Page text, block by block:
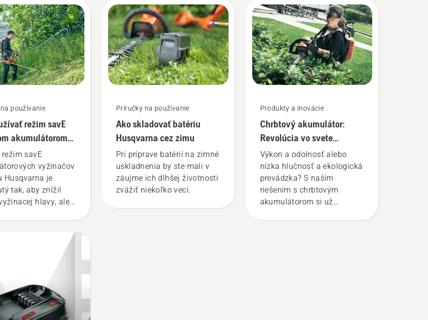
používanie
režim savE
akumulátorom
trávysavE
vyžínačov
Husqvarna je
tak, aby znížil
hlavy, ale
počas
trávy. Jednoducho
jedno tlačidlo na
alebo vypnete
Príručky na používanie
Ako skladovať batériu
Husqvarna cez zimu
Pri príprave batérií na zimné
uskladnenia by ste mali v
záujme ich dlhšej životnosti
zvážiť niekoľko vecí.
Produkty a inovácie
Chrbtový akumulátor:
Revolúcia vo svete
ručných akumulátorových
nástrojov
Výkon a odolnosť alebo
nízka hlučnosť a ekologická
prevádzka? S naším
riešením s chrbtovým
akumulátorom si už